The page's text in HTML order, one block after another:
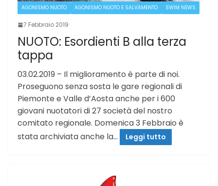
AGONISMO NUOTO AGONISMO NUOTO E SALVAMENTO SWIM NEWS
7 Febbraio 2019
NUOTO: Esordienti B alla terza
tappa
03.02.2019 – Il miglioramento è parte di noi.
Proseguono senza sosta le gare regionali di
Piemonte e Valle d’Aosta anche per i 600
giovani nuotatori di 27 società del nostro
comitato regionale. Domenica 3 Febbraio è
stata archiviata anche la…
Leggi tutto